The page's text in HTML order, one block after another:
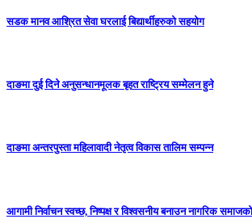
सडक मानव आश्रित सेवा घरलाई बिद्यार्थीहरुको सहयोग
दाङमा दुई दिने अनुसन्धानमूलक बृहत राष्ट्रिय सम्मेलन हुने
दाङमा अन्तरपुस्ता महिलावादी नेतृत्व विकास तालिम सम्पन्न
आगामी निर्वाचन स्वच्छ, निष्पक्ष र विश्वसनीय बनाउन नागरिक